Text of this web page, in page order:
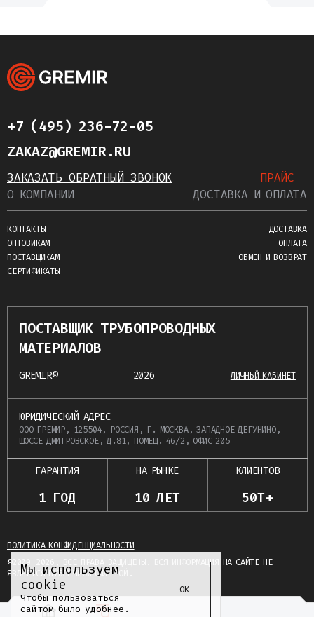
Мы используем
cookie
Чтобы пользоваться
сайтом было удобнее.
ОК
+7 (495) 236-72-05
ZAKAZ@GREMIR.RU
ЗАКАЗАТЬ ОБРАТНЫЙ ЗВОНОК
ПРАЙС
О КОМПАНИИ
КОНТАКТЫ
ОПТОВИКАМ
ПОСТАВЩИКАМ
СЕРТИФИКАТЫ
ДОСТАВКА И ОПЛАТА
ДОСТАВКА
ОПЛАТА
ОБМЕН И ВОЗВРАТ
ПОСТАВЩИК ТРУБОПРОВОДНЫХ
МАТЕРИАЛОВ
GREMIR© 2026 ЛИЧНЫЙ КАБИНЕТ
ЮРИДИЧЕСКИЙ АДРЕС
ООО ГРЕМИР, 125504, РОССИЯ, Г. МОСКВА, ЗАПАДНОЕ ДЕГУНИНО,
ШОССЕ ДМИТРОВСКОЕ, Д.81, ПОМЕЩ. 46/2, ОФИС 205
ГАРАНТИЯ
1 ГОД
НА РЫНКЕ
10 ЛЕТ
КЛИЕНТОВ
50Т+
©2009-2026, ВСЕ ПРАВА ЗАЩИЩЕНЫ. ВСЯ ИНФОРМАЦИЯ НА САЙТЕ НЕ
ЯВЛЯЕТСЯ ПУБЛИЧНОЙ ОФЕРТОЙ.
ПОЛИТИКА КОНФИДЕНЦИАЛЬНОСТИ